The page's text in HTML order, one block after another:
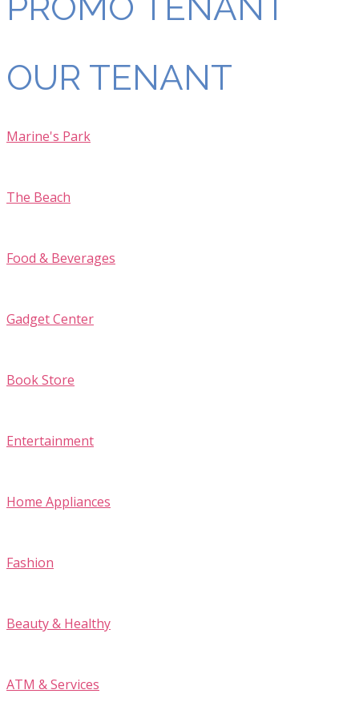
OUR TENANT
Marine's Park
The Beach
Food & Beverages
Gadget Center
Book Store
Entertainment
Home Appliances
Fashion
Beauty & Healthy
ATM & Services